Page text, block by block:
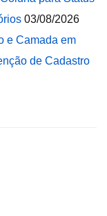
03/08/2026
e Camada em
de Cadastro